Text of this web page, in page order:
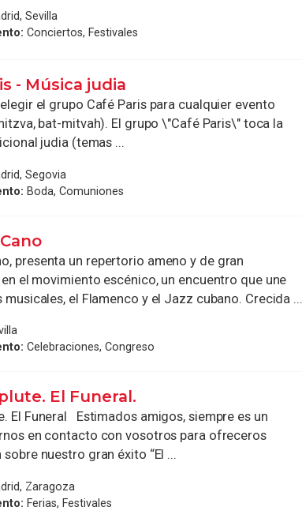
Sevilla
Conciertos, Festivales
- Música judia
el grupo Café Paris para cualquier evento
bat-mitvah). El grupo \"Café Paris\" toca la
judia (temas ...
Segovia
Boda, Comuniones
presenta un repertorio ameno y de gran
el movimiento escénico, un encuentro que une
el Flamenco y el Jazz cubano. Crecida ...
Celebraciones, Congreso
El Funeral.
El Funeral Estimados amigos, siempre es un
en contacto con vosotros para ofreceros
nuestro gran éxito “El ...
Zaragoza
Ferias, Festivales